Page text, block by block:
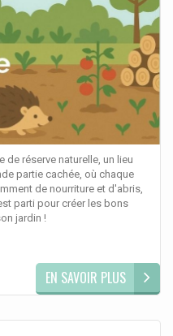
de réserve naturelle, un lieu
partie cachée, où chaque
de nourriture et d'abris,
parti pour créer les bons
jardin !
EN SAVOIR PLUS